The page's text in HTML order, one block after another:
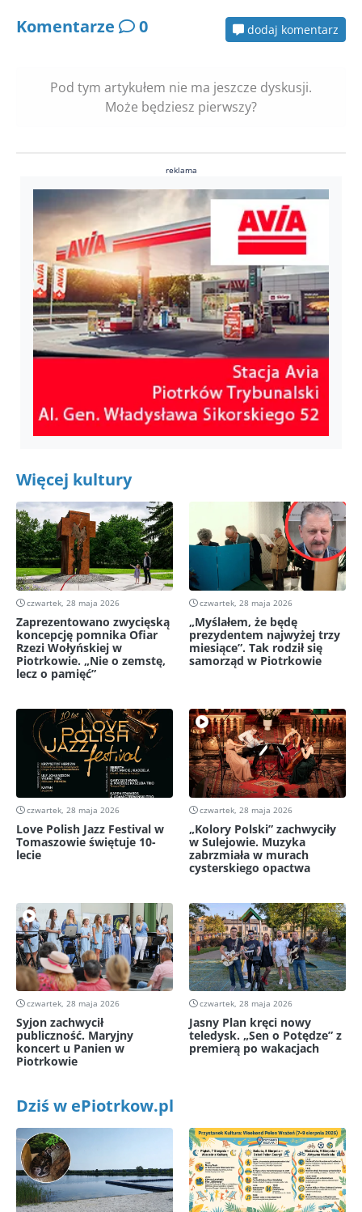
Komentarze 0 dodaj komentarz
Pod tym artykułem nie ma jeszcze dyskusji.
Może będziesz pierwszy?
reklama
Więcej kultury
czwartek, 28 maja 2026
Zaprezentowano zwycięską
koncepcję pomnika Ofiar
Rzezi Wołyńskiej w
Piotrkowie. „Nie o zemstę,
lecz o pamięć”
czwartek, 28 maja 2026
„Myślałem, że będę
prezydentem najwyżej trzy
miesiące”. Tak rodził się
samorząd w Piotrkowie
czwartek, 28 maja 2026
Love Polish Jazz Festival w
Tomaszowie świętuje 10-
lecie
czwartek, 28 maja 2026
„Kolory Polski” zachwyciły
w Sulejowie. Muzyka
zabrzmiała w murach
cysterskiego opactwa
czwartek, 28 maja 2026
Syjon zachwycił
publiczność. Maryjny
koncert u Panien w
Piotrkowie
czwartek, 28 maja 2026
Jasny Plan kręci nowy
teledysk. „Sen o Potędze” z
premierą po wakacjach
Dziś w ePiotrkow.pl